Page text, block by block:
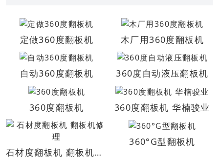
定做360度翻板机 木厂用360度翻板机
自动360度翻板机 360度自动液压翻板机
360度翻板机 360度翻板机 华楠骏业
石材度翻板机 翻板机修理
360°G型翻板机